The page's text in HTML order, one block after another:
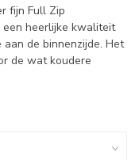
fijn Full Zip
een heerlijke kwaliteit
de binnenzijde. Het
de wat koudere